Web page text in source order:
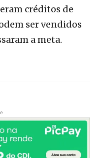
créditos de
ser vendidos
a meta.